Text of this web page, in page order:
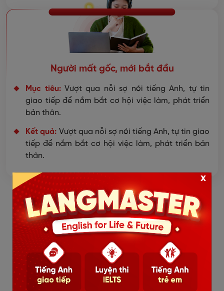
Người mất gốc, mới bắt đầu
Mục tiêu:Vượt qua nỗi sợ nói tiếng Anh, tự tin
giao tiếp để nắm bắt cơ hội việc làm, phát triển
bản thân.
Kết quả: Vượt qua nỗi sợ nói tiếng Anh, tự tin giao
tiếp để nắm bắt cơ hội việc làm, phát triển bản
thân.
TƯ VẤN LỘ TRÌNH PHÙ HỢP VỚI TÔI
LỘ TRÌNH KHÓA TIẾNG ANH
GIAO TIẾP ONLINE 1 KÈM 1
x